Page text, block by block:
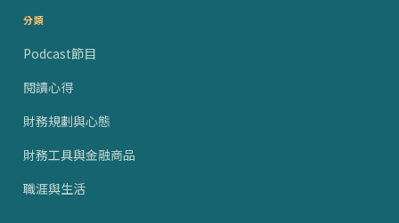
分類
Podcast節目
閱讀心得
財務規劃與心態
財務工具與金融商品
職涯與生活